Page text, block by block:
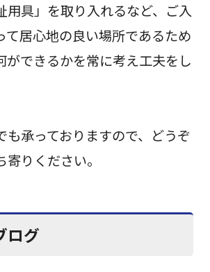
用具」を取り入れるなど、ご入
て居心地の良い場所であるため
ができるかを常に考え工夫をし
も承っておりますので、どうぞ
りください。
ログ